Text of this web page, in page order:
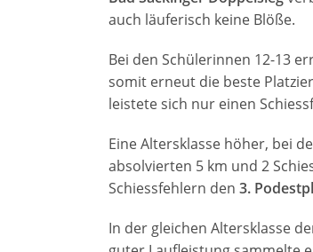
auch läuferisch keine Blöße.
Bei den Schülerinnen 12-13
somit erneut die beste
leistete sich nur einen
Eine Altersklasse höher, bei
absolvierten 5 km und 2
Schiessfehlern den 3.
In der gleichen Altersklasse